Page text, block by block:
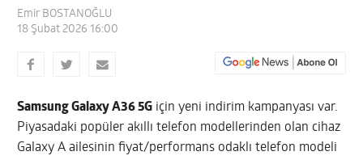
Emir BOSTANOĞLU
18 Şubat 2026 16:00
Samsung Galaxy A36 5G için yeni indirim kampanyası var.
Piyasadaki popüler akıllı telefon modellerinden olan cihaz
Galaxy A ailesinin fiyat/performans odaklı telefon modeli